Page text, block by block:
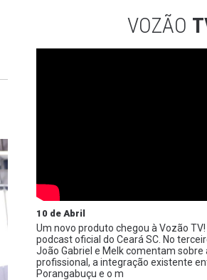
VOZÃO
10 de Abril
Um novo produto chegou à Vozão TV!
podcast oficial do Ceará SC. No
João Gabriel e Melk comentam sobre
profissional, a integração existente
Porangabuçu e o m